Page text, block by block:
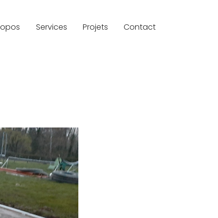
Services Projets Contact